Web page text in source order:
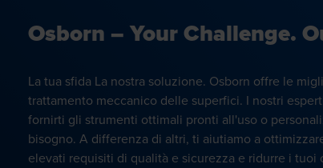
Osborn – Your Challenge.
La tua sfida La nostra soluzione. Osborn offre le
trattamento meccanico delle superfici. I nostri
fornirti gli strumenti ottimali pronti all'uso o
bisogno. A differenza di altri, ti aiutiamo a
elevati requisiti di qualità e sicurezza e ridurre i tuoi